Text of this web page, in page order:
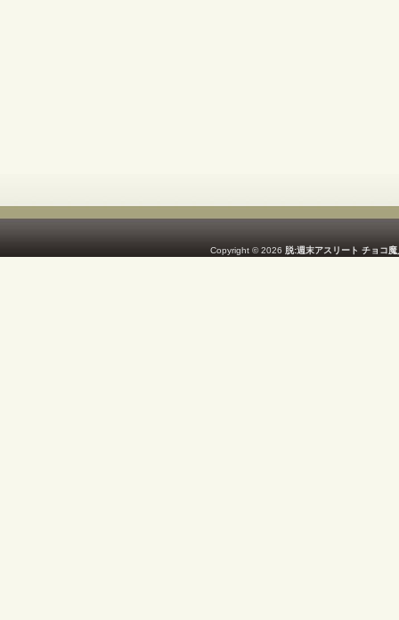
Copyright © 2026 脱:週末アスリート チョコ魔